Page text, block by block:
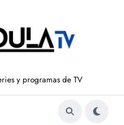
y programas de TV